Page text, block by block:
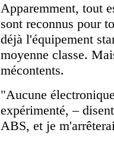
Apparemment, tout
sont reconnus pour
déjà l'équipement
moyenne classe.
mécontents.
"Aucune
expérimenté, –
ABS, et je